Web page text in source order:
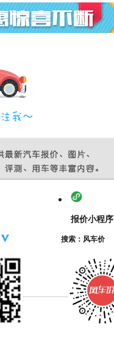
报价小程序
搜索：风车价